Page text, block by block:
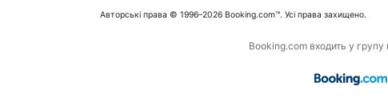
Авторські права © 1996–2026 Booking.com™. Усі права захищено.
Booking.com входить у групу